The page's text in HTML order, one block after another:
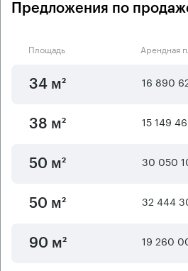
Предложения по
Площадь Арендная
34 м² 16 890
38 м² 15 149
50 м² 30 050
50 м² 32 444
90 м² 19 260